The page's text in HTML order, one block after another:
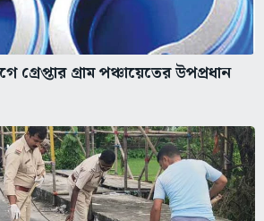
গ্রাম পঞ্চায়েতের উপপ্রধান